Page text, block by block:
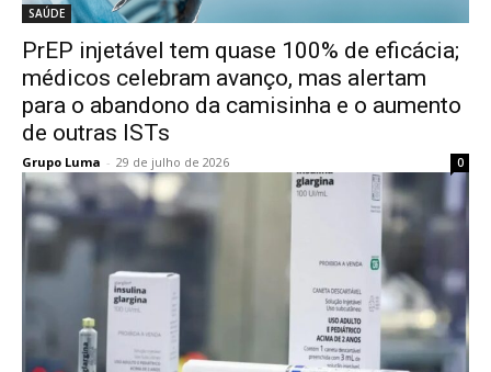
SAÚDE
PrEP injetável tem quase 100% de eficácia;
médicos celebram avanço, mas alertam
para o abandono da camisinha e o aumento
de outras ISTs
Grupo Luma - 29 de julho de 2026 0